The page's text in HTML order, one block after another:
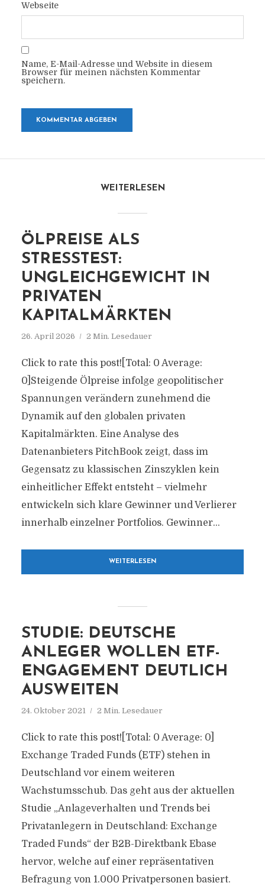
Webseite
Name, E-Mail-Adresse und Website in diesem
Browser für meinen nächsten Kommentar
speichern.
WEITERLESEN
ÖLPREISE ALS
STRESSTEST:
UNGLEICHGEWICHT IN
PRIVATEN
KAPITALMÄRKTEN
26. April 2026 2 Min. Lesedauer
Click to rate this post![Total: 0 Average:
0]Steigende Ölpreise infolge geopolitischer
Spannungen verändern zunehmend die
Dynamik auf den globalen privaten
Kapitalmärkten. Eine Analyse des
Datenanbieters PitchBook zeigt, dass im
Gegensatz zu klassischen Zinszyklen kein
einheitlicher Effekt entsteht – vielmehr
entwickeln sich klare Gewinner und Verlierer
innerhalb einzelner Portfolios. Gewinner...
WEITERLESEN
STUDIE: DEUTSCHE
ANLEGER WOLLEN ETF-
ENGAGEMENT DEUTLICH
AUSWEITEN
24. Oktober 2021 2 Min. Lesedauer
Click to rate this post![Total: 0 Average: 0]
Exchange Traded Funds (ETF) stehen in
Deutschland vor einem weiteren
Wachstumsschub. Das geht aus der aktuellen
Studie „Anlageverhalten und Trends bei
Privatanlegern in Deutschland: Exchange
Traded Funds“ der B2B-Direktbank Ebase
hervor, welche auf einer repräsentativen
Befragung von 1.000 Privatpersonen basiert.